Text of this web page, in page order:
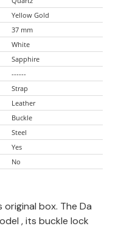
Yellow Gold
37 mm
White
Sapphire
------
Strap
Leather
Buckle
Steel
Yes
No
box. The Da
, its buckle lock